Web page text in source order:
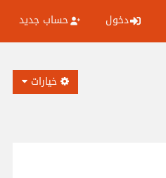
دخول حساب جديد
خيارات